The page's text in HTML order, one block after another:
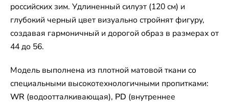
российских зим. Удлиненный силуэт (120 см) и
глубокий черный цвет визуально стройнят фигуру,
создавая гармоничный и дорогой образ в размерах от
44 до 56.
Модель выполнена из плотной матовой ткани со
специальными высокотехнологичными пропитками:
WR (водоотталкивающая), PD (внутреннее